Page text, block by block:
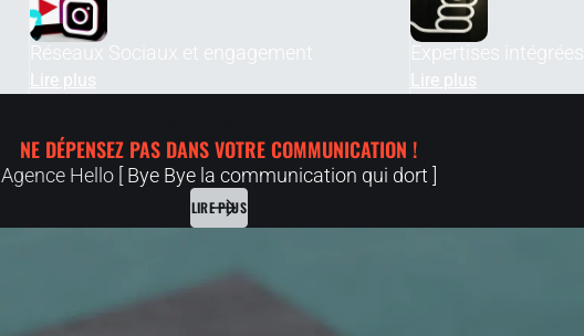
Réseaux Sociaux et engagement
Lire plus
Expertises intégrées
Lire plus
NE DÉPENSEZ PAS DANS VOTRE COMMUNICATION !
Agence Hello [ Bye Bye la communication qui dort ]
LIRE PLUS